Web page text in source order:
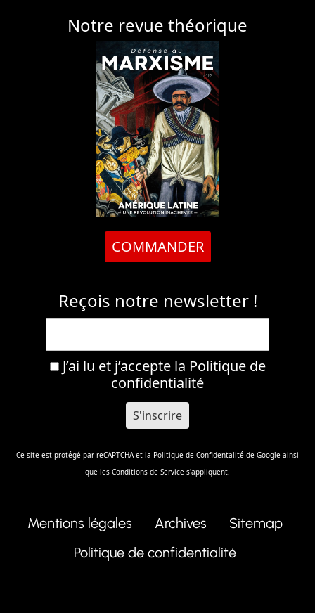
Notre revue théorique
COMMANDER
Reçois notre newsletter !
J’ai lu et j’accepte la Politique de
confidentialité
Ce site est protégé par reCAPTCHA et la Politique de Confidentalité de Google ainsi
que les Conditions de Service s'appliquent.
Mentions légales Archives
Sitemap
Politique de confidentialité